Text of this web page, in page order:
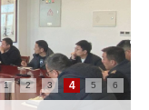
1 2 3 4 5 6